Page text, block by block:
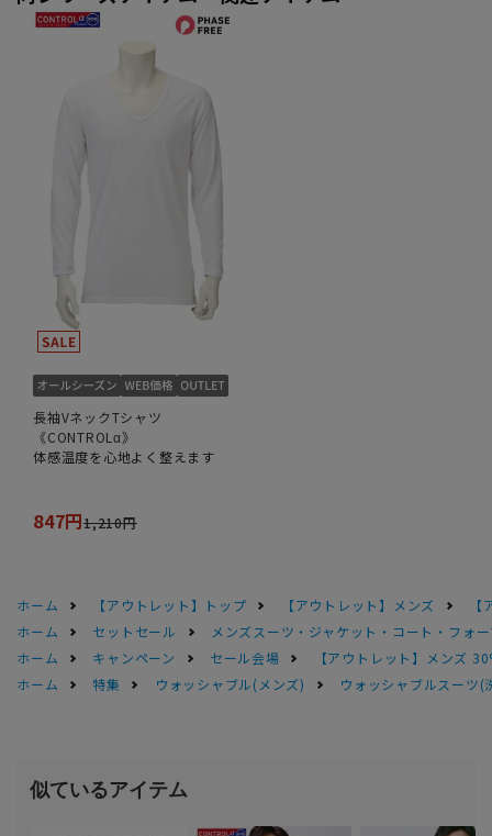
長袖VネックTシャツ
《CONTROLα》
体感温度を心地よく整えます
847円1,210円
ホーム 【アウトレット】トップ 【アウトレット】メンズ
ホーム
セットセール
メンズスーツ・ジャケット・コート・フォ
ホーム
キャンペーン セール会場
【アウトレット】メンズ
ホーム
特集 ウォッシャブル(メンズ) ウォッシャブルスーツ(